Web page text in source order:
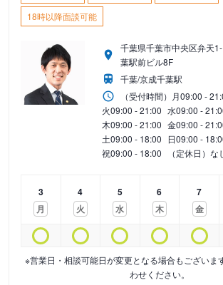
18時以降面談可能
千葉県千葉市中央区弁天
葉駅前ビル8F
千葉/京成千葉駅
（受付時間） 月09:00 -
火09:00 - 21:00 水09:00 -
木09:00 - 21:00 金09:00 -
土09:00 - 18:00 日09:00 -
祝09:00 - 18:00 （定休日）な
3
月
4
火
5
水
6
木
7
金
※営業日・相談可能日が変更となる場合もございま
わせください。